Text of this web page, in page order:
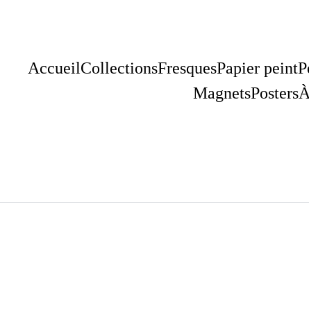
AccueilCollectionsFresquesPapier peint
MagnetsPosters